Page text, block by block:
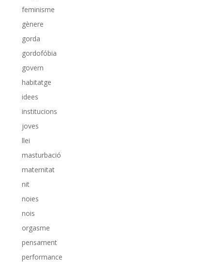
feminisme
gènere
gorda
gordofóbia
govern
habitatge
idees
institucions
joves
llei
masturbació
maternitat
nit
noies
nois
orgasme
pensament
performance